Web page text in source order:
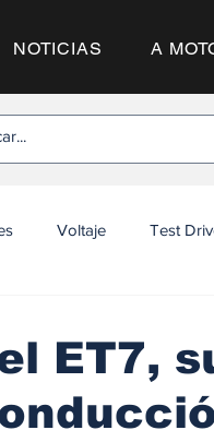
NOTICIAS A
Voltaje Test
ET7,